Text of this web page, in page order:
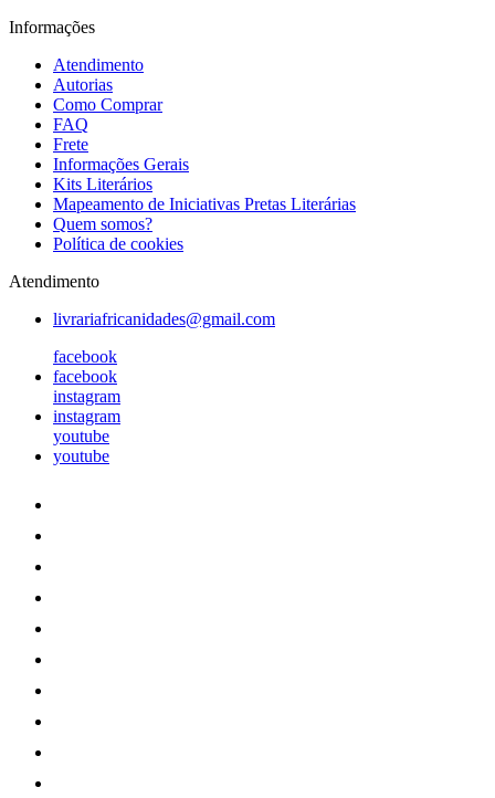
Informações
Atendimento
Autorias
Como Comprar
FAQ
Frete
Informações Gerais
Kits Literários
Mapeamento de Iniciativas Pretas Literárias
Quem somos?
Política de cookies
Atendimento
livrariafricanidades@gmail.com
facebook
facebook
instagram
instagram
youtube
youtube